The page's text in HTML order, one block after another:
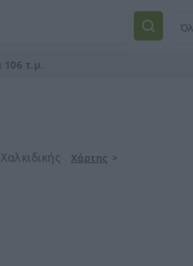
106 τ.μ.
Χάρτης >